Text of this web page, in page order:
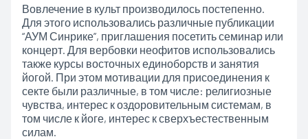
Вовлечение в культ производилось постепенно.
Для этого использовались различные публикации
“АУМ Синрике”, приглашения посетить семинар или
концерт. Для вербовки неофитов использовались
также курсы восточных единоборств и занятия
йогой. При этом мотивации для присоединения к
секте были различные, в том числе: религиозные
чувства, интерес к оздоровительным системам, в
том числе к йоге, интерес к сверхъестественным
силам.